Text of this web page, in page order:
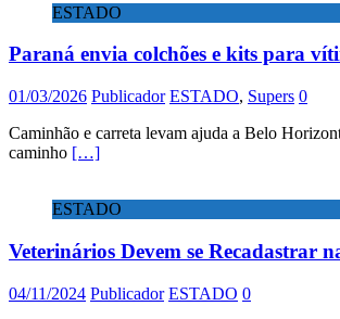
ESTADO
Paraná envia colchões e kits para
01/03/2026 Publicador ESTADO, Supers 0
Caminhão e carreta levam ajuda a Belo
caminho […]
ESTADO
Veterinários Devem se Recadastrar
04/11/2024 Publicador ESTADO 0